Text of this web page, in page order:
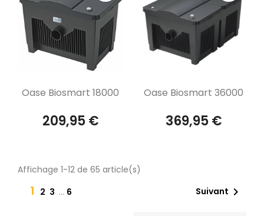
Aperçu rapide
Oase Biosmart 18000
209,95 €
Aperçu rapide
Oase Biosmart 36000
369,95 €
Affichage 1-12 de 65 article(s)
1 2 3 … 6 Suivant 